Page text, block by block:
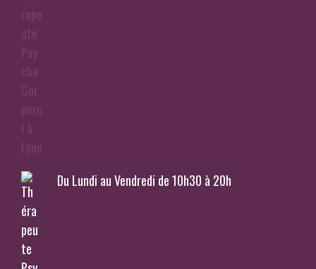
Du Lundi au Vendredi de 10h30 à 20h